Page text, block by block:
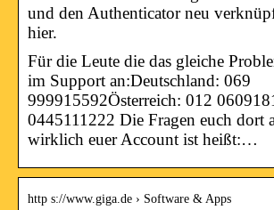
und den Authenticator neu
hier.
Für die Leute die das gleiche
im Support an:Deutschland: 069
999915592Österreich: 012
0445111222 Die Fragen euch dort
wirklich euer Account ist heißt:…
http s://www.giga.de › Software & Apps